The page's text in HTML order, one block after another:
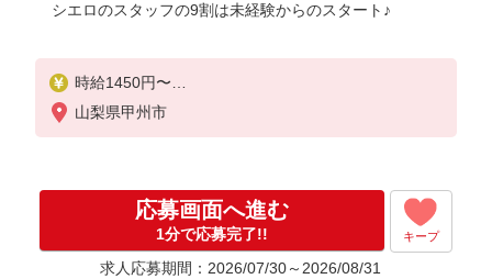
シエロのスタッフの9割は未経験からのスタート♪
時給1450円〜
※残業代支給
★交通費別途支給（規定あり）
入社祝い金10万円支給(規定有)
お友達を紹介頂くと,
インセンティブ支給(規定有)
山梨県甲州市
応募画面へ進む
1分で応募完了!! キープ
求人応募期間：2026/07/30～2026/08/31